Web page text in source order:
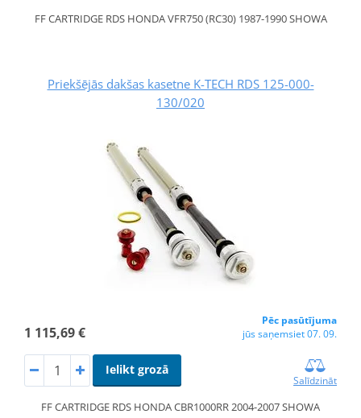
FF CARTRIDGE RDS HONDA VFR750 (RC30) 1987-1990 SHOWA
Priekšējās dakšas kasetne K-TECH RDS 125-000-
130/020
1 115,69 €
Pēc pasūtījuma
jūs saņemsiet 07. 09.
Ielikt grozā
Salīdzināt
FF CARTRIDGE RDS HONDA CBR1000RR 2004-2007 SHOWA